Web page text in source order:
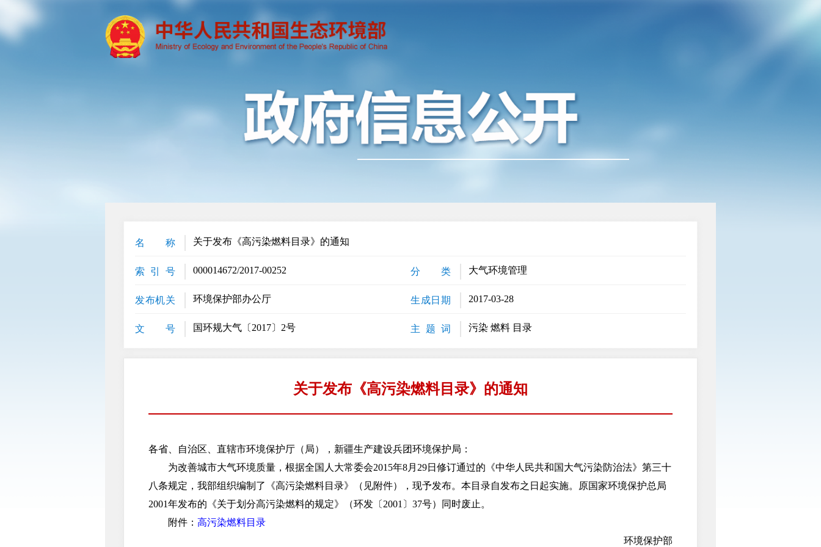
名 称 关于发布《高污染燃料目录》的通知
索 引 号 000014672/2017-00252 分 类 大气环境管理
发布机关 环境保护部办公厅 生成日期 2017-03-28
文 号 国环规大气〔2017〕2号 主 题 词 污染 燃料 目录
关于发布《高污染燃料目录》的通知
各省、自治区、直辖市环境保护厅（局），新疆生产建设兵团环境保护局：
为改善城市大气环境质量，根据全国人大常委会2015年8月29日修订通过的《中华人民共和国大气污染防治法》第三十
八条规定，我部组织编制了《高污染燃料目录》（见附件），现予发布。本目录自发布之日起实施。原国家环境保护总局
2001年发布的《关于划分高污染燃料的规定》（环发〔2001〕37号）同时废止。
附件： 高污染燃料目录
环境保护部